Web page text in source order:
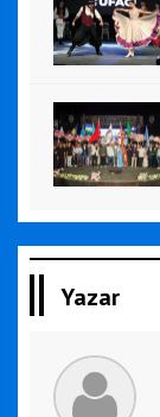
Yazar